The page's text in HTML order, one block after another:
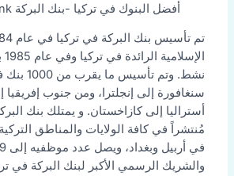
أفضل البنوك في تركيا -بنك البركة Albaraka Bank
سنغافورة إلى إنجلترا، ومن جنوب
مُنتشراً في كافة الولايات والمناطق
والشريك الرسمي الأكبر لبنك البركة في